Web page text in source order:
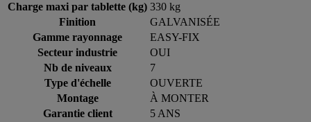
Charge maxi par tablette (kg) 330 kg
Finition
GALVANISÉE
Gamme rayonnage
EASY-FIX
Secteur industrie
OUI
Nb de niveaux
7
Type d'échelle
OUVERTE
Montage
À MONTER
Garantie client
5 ANS